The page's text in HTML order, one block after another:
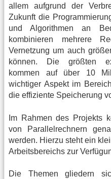
allem aufgrund der
Zukunft die
und Algorithmen an
kombinieren mehrere
Vernetzung um auch
können. Die größten
kommen auf über 10
wichtiger Aspekt im
die effiziente Speicherung
Im Rahmen des Projekts
von Parallelrechnern
werden. Hierzu steht ein
Arbeitsbereichs zur
Die Themen gliedern